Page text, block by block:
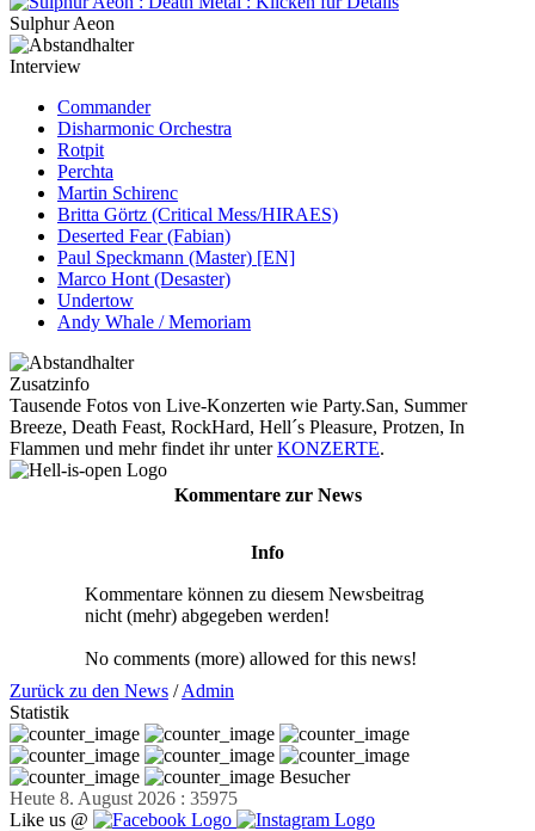
Sulphur Aeon
Interview
Commander
Disharmonic Orchestra
Rotpit
Perchta
Martin Schirenc
Britta Görtz (Critical Mess/HIRAES)
Deserted Fear (Fabian)
Paul Speckmann (Master) [EN]
Marco Hont (Desaster)
Undertow
Andy Whale / Memoriam
Zusatzinfo
Tausende Fotos von Live-Konzerten wie Party.San, Summer
Breeze, Death Feast, RockHard, Hell´s Pleasure, Protzen, In
Flammen und mehr findet ihr unterKONZERTE.
Kommentare zur News
Info
Kommentare können zu diesem Newsbeitrag
nicht (mehr) abgegeben werden!
No comments (more) allowed for this news!
Zurück zu den News /Admin
Statistik
Besucher
Heute 8. August 2026 : 35975
Like us @